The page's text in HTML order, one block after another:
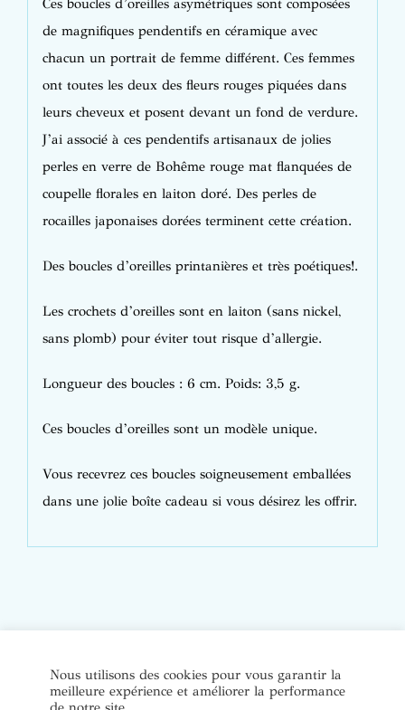
Ces boucles d’oreilles asymétriques sont composées
de magnifiques pendentifs en céramique avec
chacun un portrait de femme différent. Ces femmes
ont toutes les deux des fleurs rouges piquées dans
leurs cheveux et posent devant un fond de verdure.
J’ai associé à ces pendentifs artisanaux de jolies
perles en verre de Bohême rouge mat flanquées de
coupelle florales en laiton doré. Des perles de
rocailles japonaises dorées terminent cette création.
Des boucles d’oreilles printanières et très poétiques!.
Les crochets d’oreilles sont en laiton (sans nickel,
sans plomb) pour éviter tout risque d’allergie.
Longueur des boucles : 6 cm. Poids: 3,5 g.
Ces boucles d’oreilles sont un modèle unique.
Vous recevrez ces boucles soigneusement emballées
dans une jolie boîte cadeau si vous désirez les offrir.
© Copyright Bijoux de soi 2020-2022. Tous droits réservés. |
Conditions Générales de Vente|Mentions légales et politique
Nous utilisons des cookies pour vous garantir la
meilleure expérience et améliorer la performance